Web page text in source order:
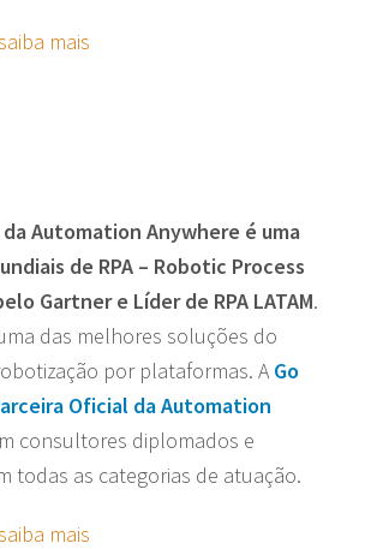
mais
Automation Anywhere é uma
de RPA – Robotic Process
Gartner e Líder de RPA LATAM.
das melhores soluções do
por plataformas. AGo
Oficial da Automation
consultores diplomados e
todas as categorias de atuação.
mais